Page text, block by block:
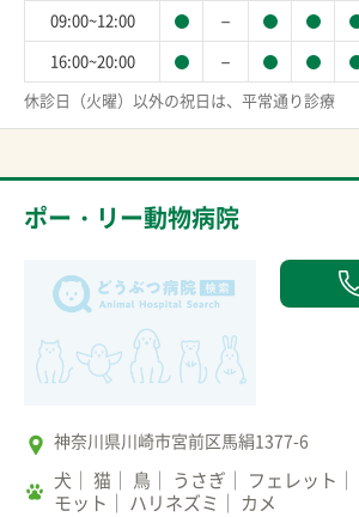
09:00~12:00 －
16:00~20:00 －
休診日（火曜）以外の祝日は、平常通り診療
ポー・リー動物病院
神奈川県川崎市宮前区馬絹1377-6
犬 猫 鳥 うさぎ フェレット
モット
ハリネズミ カメ